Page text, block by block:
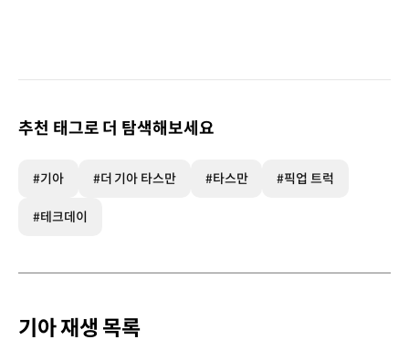
추천 태그로 더 탐색해보세요
#기아 #더 기아 타스만 #타스만 #픽업 트럭
#테크데이
기아 재생 목록